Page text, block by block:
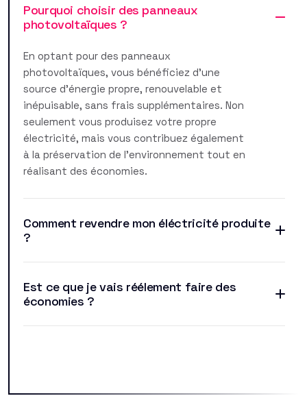
Pourquoi choisir des panneaux
photovoltaïques ?
En optant pour des panneaux
photovoltaïques, vous bénéficiez d'une
source d'énergie propre, renouvelable et
inépuisable, sans frais supplémentaires. Non
seulement vous produisez votre propre
électricité, mais vous contribuez également
à la préservation de l'environnement tout en
réalisant des économies.
Comment revendre mon éléctricité produite
?
Est ce que je vais réélement faire des
économies ?